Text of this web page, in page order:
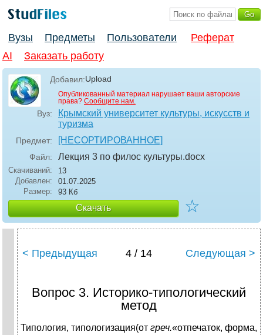
Вузы Предметы Пользователи
Реферат
AI
Заказать работу
Добавил:Upload
Опубликованный материал нарушает ваши авторские
права? Сообщите нам.
Вуз:
Крымский университет культуры, искусств и
туризма
Предмет: [НЕСОРТИРОВАННОЕ]
Файл: Лекция 3 по филос культуры.docx
Скачиваний:
13
Добавлен:
01.07.2025
Размер:
93 Кб
Скачать ☆
< Предыдущая 4 / 14 Следующая >
Вопрос 3. Историко-типологический
метод
Типология, типологизация(от греч.«отпечаток, форма,